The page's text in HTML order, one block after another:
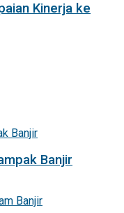
Kinerja ke
Banjir